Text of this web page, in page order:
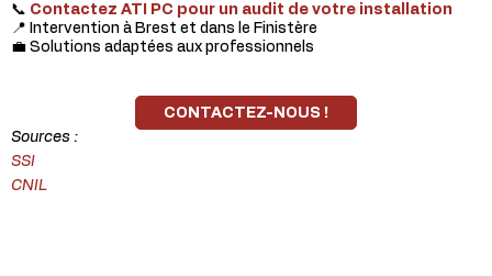
📞 Contactez ATI PC pour un audit de votre installation
📍 Intervention à Brest et dans le Finistère
💼 Solutions adaptées aux professionnels
CONTACTEZ-NOUS !
Sources :
SSI
CNIL